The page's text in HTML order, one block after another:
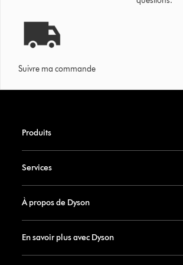
Suivre ma commande
Produits
Services
À propos de Dyson
En savoir plus avec Dyson